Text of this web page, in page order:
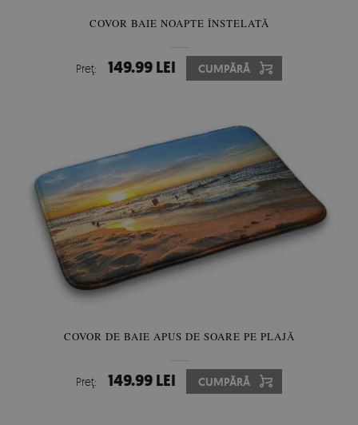
COVOR BAIE NOAPTE ÎNSTELATĂ
Preţ: 149.99 LEI CUMPĂRĂ
COVOR DE BAIE APUS DE SOARE PE PLAJĂ
Preţ: 149.99 LEI CUMPĂRĂ